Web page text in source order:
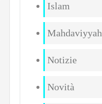
Islam
Mahdaviyyah
Notizie
Novità